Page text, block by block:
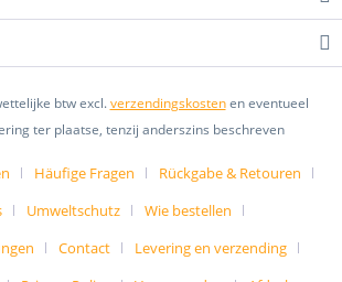
btw excl.verzendingskostenen eventueel
ter plaatse, tenzij anderszins beschreven
Häufige Fragen
Rückgabe & Retouren
Umweltschutz
Wie bestellen
Contact
Levering en verzending